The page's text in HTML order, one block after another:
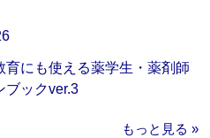
育にも使える薬学生・薬剤師
ブックver.3
もっと見る »